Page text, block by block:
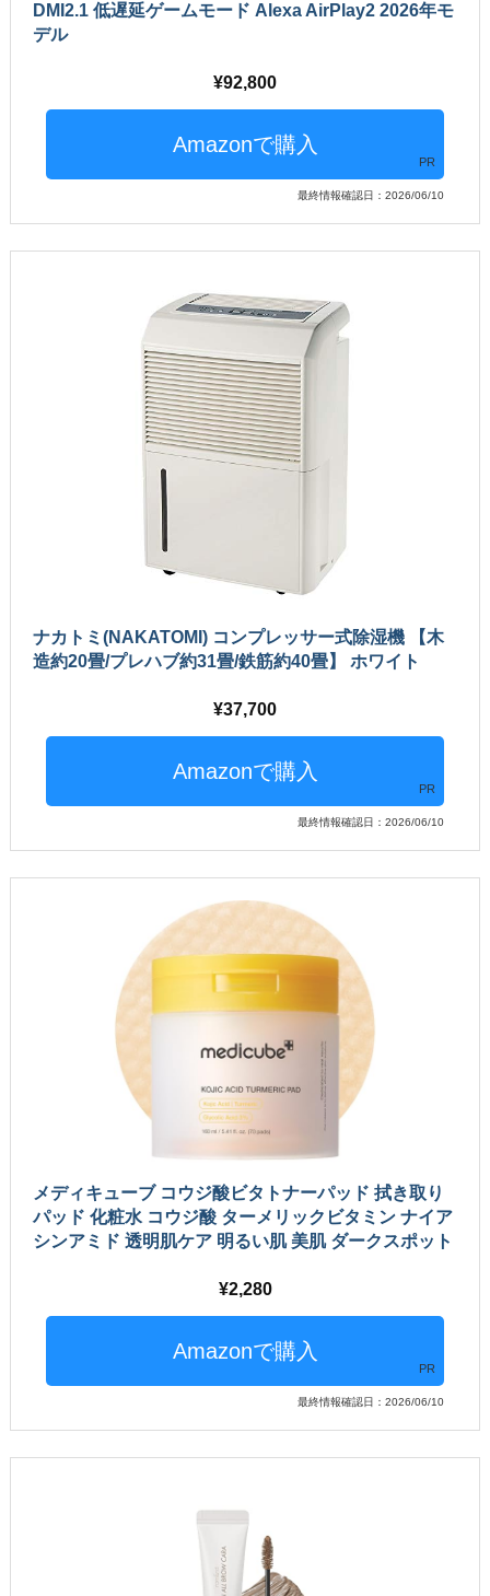
DMI2.1 低遅延ゲームモード Alexa AirPlay2 2026年モ
デル
92,800
PR
最終情報確認日：2026/06/10
ナカトミ(NAKATOMI) コンプレッサー式除湿機 【木
造約20畳/プレハブ約31畳/鉄筋約40畳】 ホワイト
37,700
PR
最終情報確認日：2026/06/10
メディキューブ コウジ酸ビタトナーパッド 拭き取り
パッド 化粧水 コウジ酸 ターメリックビタミン ナイア
シンアミド 透明肌ケア 明るい肌 美肌 ダークスポット
2,280
PR
最終情報確認日：2026/06/10